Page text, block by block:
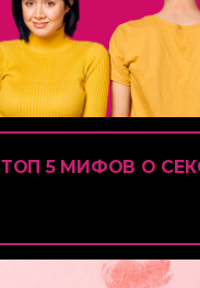
ТОП 5 МИФОВ О